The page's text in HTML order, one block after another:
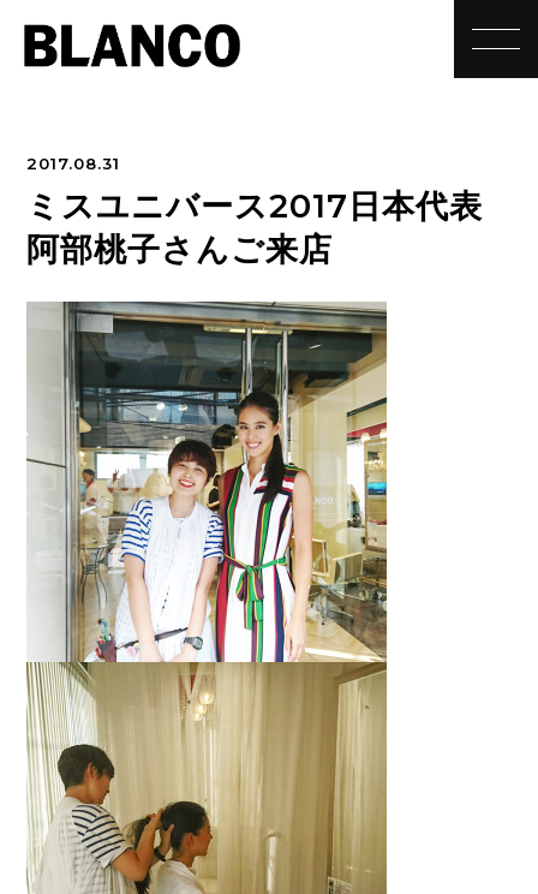
2017.08.31
ミスユニバース2017日本代表
阿部桃子さんご来店